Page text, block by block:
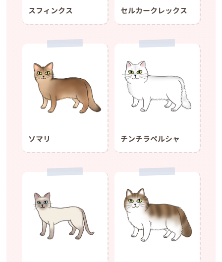
スフィンクス セルカークレックス
ソマリ チンチラペルシャ